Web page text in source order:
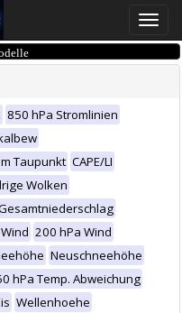
Toggle
850 hPa Stromlinien
Taupunkt CAPE/LI
Wolken
200 hPa Wind
Neuschneehöhe
hPa Temp. Abweichung
Wellenhoehe